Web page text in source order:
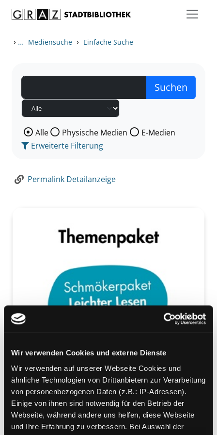
Wir verwenden Cookies und externe Dienste
Wir verwenden auf unserer Webseite Cookies und
ähnliche Technologien von Drittanbietern zur Verarbeitung
von personenbezogenen Daten (z.B.: IP-Adressen).
Einige von ihnen sind notwendig für den Betrieb der
Webseite, während andere uns helfen, diese Webseite
und Ihre Erfahrung zu verbessern. Bei Auswahl der
› ... Mediensuche › Einfache Suche
Wählen Sie die Medienart nach der Sie suchen wollen.
Alle Physische Medien
E-Medien
Erweiterte Filterung
Permalink Detailanzeige